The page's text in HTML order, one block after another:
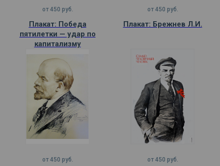
от 450 руб.
Плакат: Победа
пятилетки — удар по
капитализму
от 450 руб.
Плакат: Брежнев Л.И.
от 450 руб. от 450 руб.